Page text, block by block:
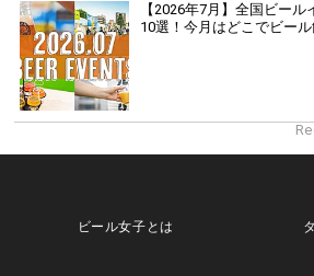
【2026年7月】全国ビー
10選！今月はどこでビール
ビール女子とは